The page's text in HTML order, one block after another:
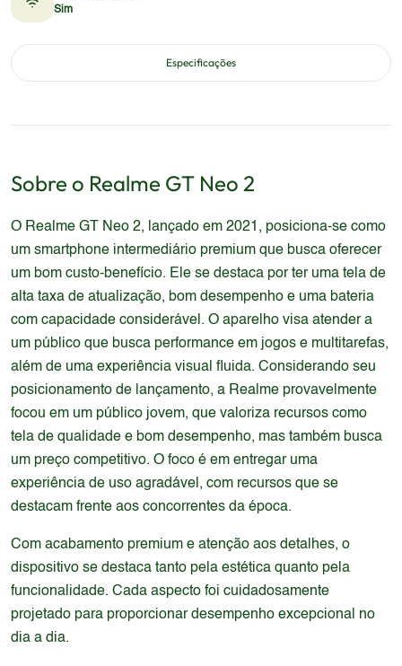
Sim
Especificações
Sobre o Realme GT Neo 2
O Realme GT Neo 2, lançado em 2021, posiciona-se como
um smartphone intermediário premium que busca oferecer
um bom custo-benefício. Ele se destaca por ter uma tela de
alta taxa de atualização, bom desempenho e uma bateria
com capacidade considerável. O aparelho visa atender a
um público que busca performance em jogos e multitarefas,
além de uma experiência visual fluida. Considerando seu
posicionamento de lançamento, a Realme provavelmente
focou em um público jovem, que valoriza recursos como
tela de qualidade e bom desempenho, mas também busca
um preço competitivo. O foco é em entregar uma
experiência de uso agradável, com recursos que se
destacam frente aos concorrentes da época.
Com acabamento premium e atenção aos detalhes, o
dispositivo se destaca tanto pela estética quanto pela
funcionalidade. Cada aspecto foi cuidadosamente
projetado para proporcionar desempenho excepcional no
dia a dia.